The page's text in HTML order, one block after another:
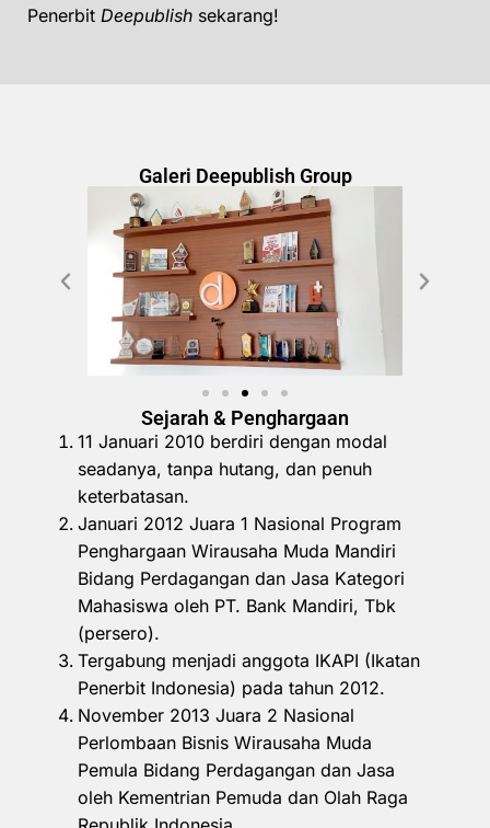
Penerbit Deepublish sekarang!
Galeri Deepublish Group
Sejarah & Penghargaan
11 Januari 2010 berdiri dengan modal
seadanya, tanpa hutang, dan penuh
keterbatasan.
Januari 2012 Juara 1 Nasional Program
Penghargaan Wirausaha Muda Mandiri
Bidang Perdagangan dan Jasa Kategori
Mahasiswa oleh PT. Bank Mandiri, Tbk
(persero).
Tergabung menjadi anggota IKAPI (Ikatan
Penerbit Indonesia) pada tahun 2012.
November 2013 Juara 2 Nasional
Perlombaan Bisnis Wirausaha Muda
Pemula Bidang Perdagangan dan Jasa
oleh Kementrian Pemuda dan Olah Raga